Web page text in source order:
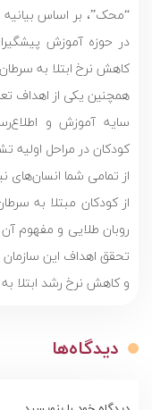
“محک”، بر اساس
در حوزه آموزش
کاهش نرخ ابتلا به
همچنین یکی از اهداف
سایه آموزش و
کودکان در مراحل
از کودکان مبتلا به
روبان طلایی و مفهوم آن
تحقق اهداف این
و کاهش نرخ رشد ابتلا
دیدگاه‌ها